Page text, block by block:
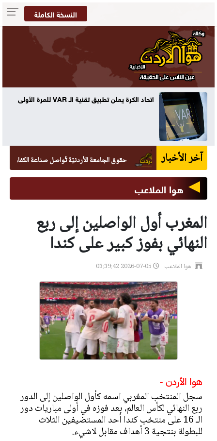
النسخة الكاملة
اتحاد الكرة يعلن تطبيق تقنية الـ VAR للمرة الأولى
آخر الأخبار حقوق الجامعة الأردنيّة تُواصل صناعة الكفاءات القانونيّة بتخريج 265
هوا الملاعب
المغرب أول الواصلين إلى ربع
النهائي بفوز كبير على كندا
هوا الملاعب
هوا الأردن -
سجل المنتخب المغربي اسمه كأول الواصلين إلى الدور
ربع النهائي لكأس العالم، بعد فوزه في أولى مباريات دور
الـ 16 على منتخب كندا أحد المستضيفين الثلاث
للبطولة بنتجية 3 أهداف مقابل لاشيء.